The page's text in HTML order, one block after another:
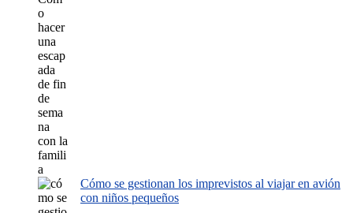
Cómo se gestionan los imprevistos al viajar en avión
con niños pequeños